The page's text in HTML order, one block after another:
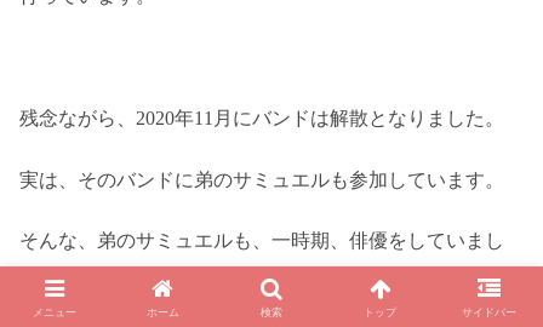
残念ながら、2020年11月にバンドは解散となりました。
実は、そのバンドに弟のサミュエルも参加しています。
そんな、弟のサミュエルも、一時期、俳優をしていまし
メニュー ホーム 検索 トップ サイドバー